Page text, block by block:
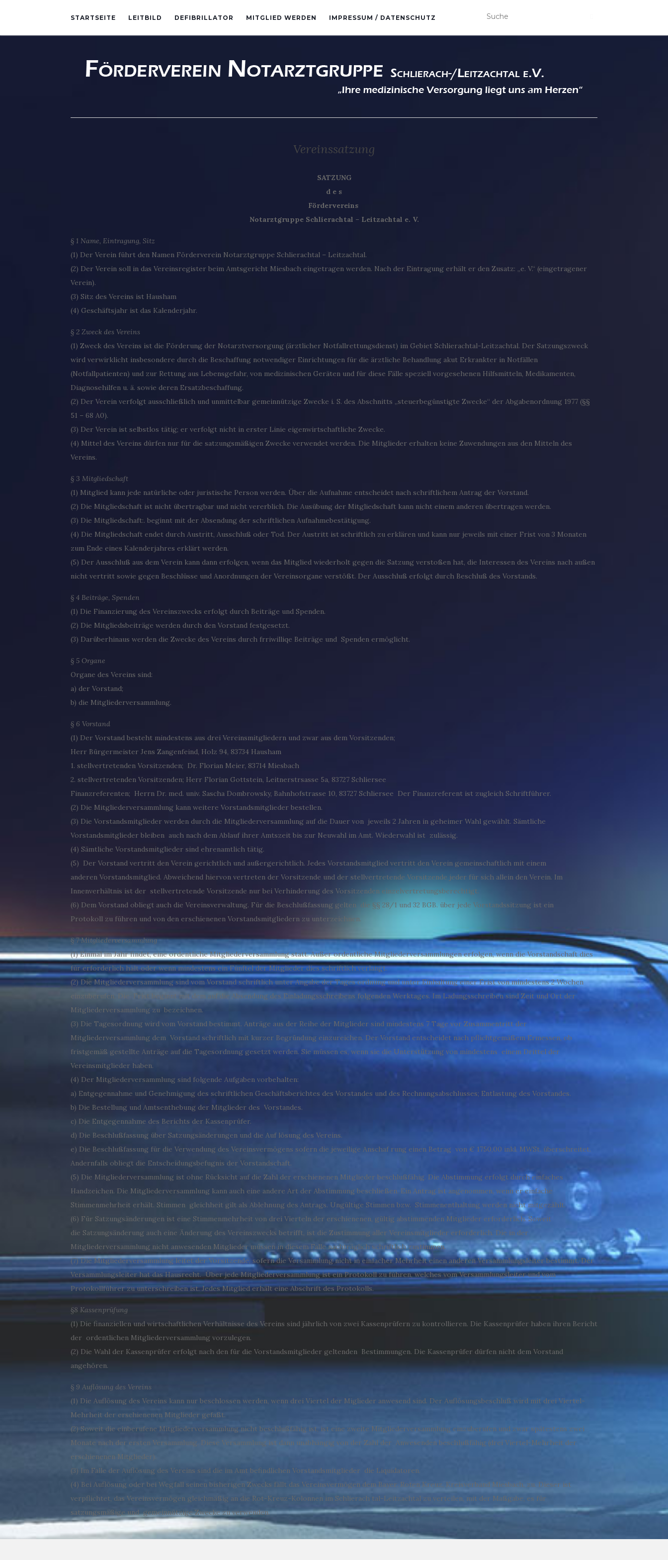
STARTSEITE LEITBILD DEFIBRILLATOR MITGLIED WERDEN IMPRESSUM / DATENSCHUTZ
Vereinssatzung
SATZUNG
d e s
Fördervereins
Notarztgruppe Schlierachtal – Leitzachtal e. V.
§ 1 Name, Eintragung, Sitz
(1) Der Verein führt den Namen Förderverein Notarztgruppe Schlierachtal – Leitzachtal.
(2) Der Verein soll in das Vereinsregister beim Amtsgericht Miesbach eingetragen werden. Nach der Eintragung erhält er den Zusatz: „e. V.“ (eingetragener
Verein).
(3) Sitz des Vereins ist Hausham
(4) Geschäftsjahr ist das Kalenderjahr.
§ 2 Zweck des Vereins
(1) Zweck des Vereins ist die Förderung der Notarztversorgung (ärztlicher Notfallrettungsdienst) im Gebiet Schlierachtal-Leitzachtal. Der Satzungszweck
wird verwirklicht insbesondere durch die Beschaffung notwendiger Einrichtungen für die ärztliche Behandlung akut Erkrankter in Notfällen
(Notfallpatienten) und zur Rettung aus Lebensgefahr, von medizinischen Geräten und für diese Fälle speziell vorgesehenen Hilfsmitteln, Medikamenten,
Diagnosehilfen u. ä. sowie deren Ersatzbeschaffung.
(2) Der Verein verfolgt ausschließlich und unmittelbar gemeinnützige Zwecke i. S. des Abschnitts „steuerbegünstigte Zwecke“ der Abgabenordnung 1977 (§§
51 – 68 A0).
(3) Der Verein ist selbstlos tätig; er verfolgt nicht in erster Linie eigenwirtschaftliche Zwecke.
(4) Mittel des Vereins dürfen nur für die satzungsmäßigen Zwecke verwendet werden. Die Mitglieder erhalten keine Zuwendungen aus den Mitteln des
Vereins.
§ 3 Mitgliedschaft
(1) Mitglied kann jede natürliche oder juristische Person werden. Über die Aufnahme entscheidet nach schriftlichem Antrag der Vorstand.
(2) Die Mitgliedschaft ist nicht übertragbar und nicht vererblich. Die Ausübung der Mitgliedschaft kann nicht einem anderen übertragen werden.
(3) Die Mitgliedschaft:. beginnt mit der Absendung der schriftlichen Aufnahmebestätigung.
(4) Die Mitgliedschaft endet durch Austritt, Ausschluß oder Tod. Der Austritt ist schriftlich zu erklären und kann nur jeweils mit einer Frist von 3 Monaten
zum Ende eines Kalenderjahres erklärt werden.
(5) Der Ausschluß aus dem Verein kann dann erfolgen, wenn das Mitglied wiederholt gegen die Satzung verstoßen hat, die Interessen des Vereins nach außen
nicht vertritt sowie gegen Beschlüsse und Anordnungen der Vereinsorgane verstößt. Der Ausschluß erfolgt durch Beschluß des Vorstands.
§ 4 Beiträge, Spenden
(1) Die Finanzierung des Vereinszwecks erfolgt durch Beiträge und Spenden.
(2) Die Mitgliedsbeiträge werden durch den Vorstand festgesetzt.
(3) Darüberhinaus werden die Zwecke des Vereins durch frriwilliqe Beiträge und Spenden ermöglicht.
§ 5 Organe
Organe des Vereins sind:
a) der Vorstand;
b) die Mitgliederversammlung.
§ 6 Vorstand
(1) Der Vorstand besteht mindestens aus drei Vereinsmitgliedern und zwar aus dem Vorsitzenden;
Herr Bürgermeister Jens Zangenfeind, Holz 94, 83734 Hausham
1. stellvertretenden Vorsitzenden; Dr. Florian Meier, 83714 Miesbach
2. stellvertretenden Vorsitzenden; Herr Florian Gottstein, Leitnerstrsasse 5a, 83727 Schliersee
Finanzreferenten; Herrn Dr. med. univ. Sascha Dombrowsky, Bahnhofstrasse 10, 83727 Schliersee Der Finanzreferent ist zugleich Schriftführer.
(2) Die Mitgliederversammlung kann weitere Vorstandsmitglieder bestellen.
(3) Die Vorstandsmitglieder werden durch die Mitgliederversammlung auf die Dauer von jeweils 2 Jahren in geheimer Wahl gewählt. Sämtliche
Vorstandsmitglieder bleiben auch nach dem Ablauf ihrer Amtszeit bis zur Neuwahl im Amt. Wiederwahl ist zulässig.
(4) Sämtliche Vorstandsmitglieder sind ehrenamtlich tätig.
(5) Der Vorstand vertritt den Verein gerichtlich und außergerichtlich. Jedes Vorstandsmitglied vertritt den Verein gemeinschaftlich mit einem
anderen Vorstandsmitglied. Abweichend hiervon vertreten der Vorsitzende und der stellvertretende Vorsitzende jeder für sich allein den Verein. Im
Innenverhältnis ist der stellvertretende Vorsitzende nur bei Verhinderung des Vorsitzenden einzelvertretungsberechtigt.
(6) Dem Vorstand obliegt auch die Vereinsverwaltung. Für die Beschlußfassung gelten die §§ 28/1 und 32 BGB. über jede Vorstandssitzung ist ein
Protokoll zu führen und von den erschienenen Vorstandsmitgliedern zu unterzeichnen.
§ 7 Mitgliederversammlung
(1) Einmal im Jahr findet, eine ordentliche Mitgliederversammlung statt. Außer ordentliche Mitgliederversammlungen erfolgen, wenn die Vorstandschaft dies
für erforderlich hält oder wenn mindestens ein Fünftel der Mitglieder dies schriftlich verlangt.
(2) Die Mitgliederversammlung sind vom Vorstand schriftlich unter Angabe der Tages ordnung und unter Einhaltung einer Frist von mindestens 2 Wochen
einzuberufen. Die Frist beginnt mit dem auf die Absendung des Einladungsschreibens folgenden Werktages. Im Ladungsschreiben sind Zeit und Ort der
Mitgliederversammlung zu bezeichnen.
(3) Die Tagesordnung wird vom Vorstand bestimmt. Anträge aus der Reihe der Mitglieder sind mindestens 7 Tage vor Zusammentritt der
Mitgliederversammlung dem Vorstand schriftlich mit kurzer Begründung einzureichen. Der Vorstand entscheidet nach pflichtgemäßem Ermessen, ob
fristgemäß gestellte Anträge auf die Tagesordnung gesetzt werden. Sie müssen es, wenn sie die Unterstützung von mindestens einem Drittel der
Vereinsmitglieder haben.
(4) Der Mitgliederversammlung sind folgende Aufgaben vorbehalten:
a) Entgegennahme und Genehmigung des schriftlichen Geschäftsberichtes des Vorstandes und des Rechnungsabschlusses; Entlastung des Vorstandes.
b) Die Bestellung und Amtsenthebung der Mitglieder des Vorstandes.
c) Die Entgegennahme des Berichts der Kassenprüfer.
d) Die Beschlußfassung über Satzungsänderungen und die Auf lösung des Vereins.
e) Die Beschlußfassung für die Verwendung des Vereinsvermögens sofern die jeweilige Anschaf rung einen Betrag von € 1750,00 inkl. MWSt. überschreitet.
Andernfalls obliegt die Entscheidungsbefugnis der Vorstandschaft.
(5) Die Mitgliederversammlung ist ohne Rücksicht auf die Zahl der erschienenen Mitglieder beschlußfähig. Die Abstimmung erfolgt durch einfaches
Handzeichen. Die Mitgliederversammlung kann auch eine andere Art der Abstimmung beschließen. Ein Antrag ist angenommen, wenn er einfache
Stimmenmehrheit erhält. Stimmen gleichheit gilt als Ablehnung des Antrags. Ungültige Stimmen bzw. Stimmenenthaltung werden nicht mitgezählt.
(6) Für Satzungsänderungen ist eine Stimmenmehrheit von drei Vierteln der erschienenen, gültig abstimmenden Mitglieder erforderlich. Soweit
die Satzungsänderung auch eine Änderung des Vereinszwecks betrifft, ist die Zustimmung aller Vereinsmitglieder erforderlich. Die in der
Mitgliederversammlung nicht anwesenden Mitglieder müssen in diesem Falle nachträglich schriftlich zustimmen.
(7) Die Mitgliederversammlung leitet der Vorsitzende, sofern die Versammlung nicht in einfacher Mehrheit einen anderen Versammlungsleiter bestimmt. Der
Versammlungsleiter hat das Hausrecht. Über jede Mitgliederversammlung ist ein Protokoll zu führen, welches vom Versammlungsleiter und vom
Protokollführer zu unterschreiben ist. Jedes Mitglied erhält eine Abschrift des Protokolls.
§8 Kassenprüfung
(1) Die finanziellen und wirtschaftlichen Verhältnisse des Vereins sind jährlich von zwei Kassenprüfern zu kontrollieren. Die Kassenprüfer haben ihren Bericht
der ordentlichen Mitgliederversammlung vorzulegen.
(2) Die Wahl der Kassenprüfer erfolgt nach den für die Vorstandsmitglieder geltenden Bestimmungen. Die Kassenprüfer dürfen nicht dem Vorstand
angehören.
§ 9 Auflösung des Vereins
(1) Die Auflösung des Vereins kann nur beschlossen werden, wenn drei Viertel der Miglieder anwesend sind. Der Auflösungsbeschluß wird mit drei Viertel-
Mehrheit der erschienenen Mitglieder gefaßt.
(2) Soweit die einberufene Mitgliederversammlung nicht beschlußfähig ist, ist eine zweite Mitgliederversammlung einzuberufen und zwar spätestens zwei
Monate nach der ersten Versammlung. Diese Versammlung ist dann unabhängig von der Zahl der Anwesenden beschlußfähig (drei Viertel-Mehrheit der
erschienenen Mitglieder).
(3) Im Falle der Auflösung des Vereins sind die im Amt befindlichen Vorstandsmitglieder die Liquidatoren.
(4) Bei Auflösung oder bei Wegfall seinen bisherigen Zwecks fällt das Vereinsvermögen dem Bayer. Roten Kreuz, Kreisverband Miesbach, zu. Dieser ist
verpflichtet, das Vereinsvermögen gleichmäßig an die Rot-Kreuz-Kolonnen im Schlierach tal-Leitzachtal zu verteilen, mit der Maßgabe, es für
satzungsmäßige und gemeinnützige Zwecke zu verwenden.